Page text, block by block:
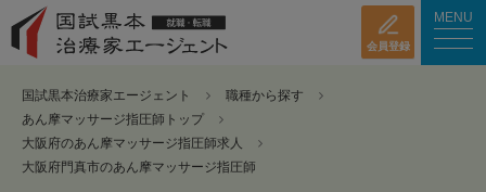
会員登録
MENU
国試黒本治療家エージェント
職種から探す
あん摩マッサージ指圧師トップ
大阪府のあん摩マッサージ指圧師求人
大阪府門真市のあん摩マッサージ指圧師